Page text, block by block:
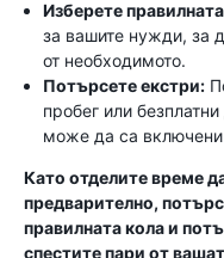
Изберете
за вашите нужди, за
от необходимото.
Потърсете екстри:
пробег или
може да са
Като отделите време
предварително,
правилната кола и
спестите пари от